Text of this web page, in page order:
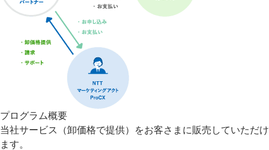
プログラム概要
当社サービス（卸価格で提供）をお客さまに販売していただけ
ます。